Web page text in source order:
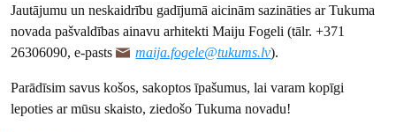
Jautājumu un neskaidrību gadījumā aicinām sazināties ar Tukuma
novada pašvaldības ainavu arhitekti Maiju Fogeli (tālr. +371
26306090, e-pasts
maija.fogele@tukums.lv).
Parādīsim savus košos, sakoptos īpašumus, lai varam kopīgi
lepoties ar mūsu skaisto, ziedošo Tukuma novadu!